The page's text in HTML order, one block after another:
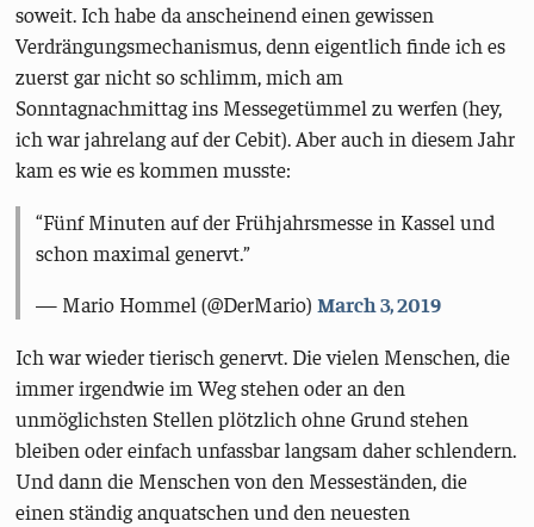
soweit. Ich habe da anscheinend einen gewissen
Verdrängungsmechanismus, denn eigentlich finde ich es
zuerst gar nicht so schlimm, mich am
Sonntagnachmittag ins Messegetümmel zu werfen (hey,
ich war jahrelang auf der Cebit). Aber auch in diesem Jahr
kam es wie es kommen musste:
Fünf Minuten auf der Frühjahrsmesse in Kassel und
schon maximal genervt.
— Mario Hommel (@DerMario)March 3, 2019
Ich war wieder tierisch genervt. Die vielen Menschen, die
immer irgendwie im Weg stehen oder an den
unmöglichsten Stellen plötzlich ohne Grund stehen
bleiben oder einfach unfassbar langsam daher schlendern.
Und dann die Menschen von den Messeständen, die
einen ständig anquatschen und den neuesten